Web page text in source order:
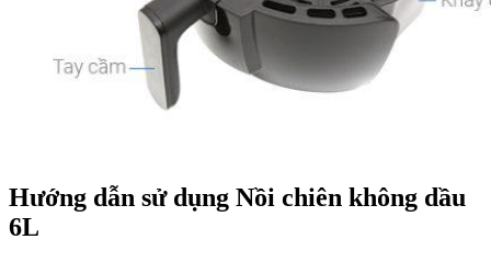
Hướng dẫn sử dụng Nồi chiên không dầu
6L